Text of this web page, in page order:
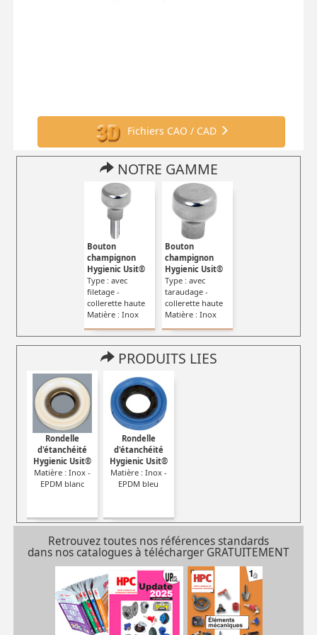
Fichiers CAO / CAD
NOTRE GAMME
Bouton
champignon
Hygienic Usit®
Type : avec
filetage -
collerette haute
Matière : Inox
Bouton
champignon
Hygienic Usit®
Type : avec
taraudage -
collerette haute
Matière : Inox
PRODUITS LIES
Rondelle
d'étanchéité
Hygienic Usit®
Matière : Inox -
EPDM blanc
Rondelle
d'étanchéité
Hygienic Usit®
Matière : Inox -
EPDM bleu
Retrouvez toutes nos références standards
dans nos catalogues à télécharger GRATUITEMENT